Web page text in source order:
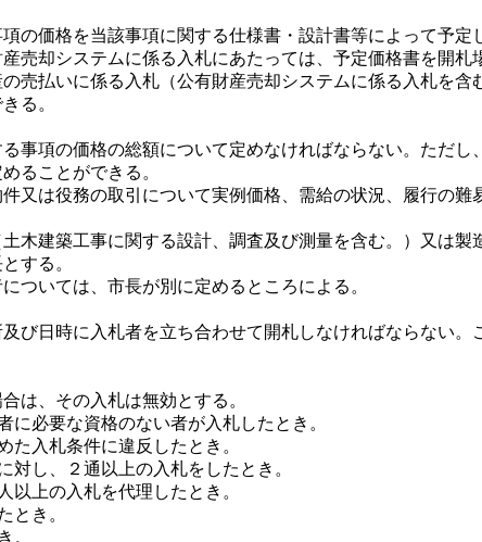
の価格を当該事項に関する仕様書・設計書等によって予
売却システムに係る入札にあたっては、予定価格書を開札
売払いに係る入札（公有財産売却システムに係る入札を
る。
事項の価格の総額について定めなければならない。ただ
ることができる。
又は役務の取引について実例価格、需給の状況、履行の難
木建築工事に関する設計、調査及び測量を含む。）又は
する。
ついては、市長が別に定めるところによる。
び日時に入札者を立ち合わせて開札しなければならない
は、その入札は無効とする。
必要な資格のない者が入札したとき。
入札条件に違反したとき。
し、２通以上の入札をしたとき。
上の入札を代理したとき。
とき。
。